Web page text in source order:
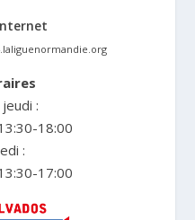
:
18:00
:
17:00